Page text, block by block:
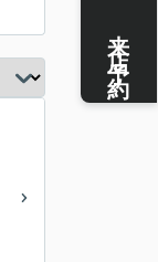
来店予約